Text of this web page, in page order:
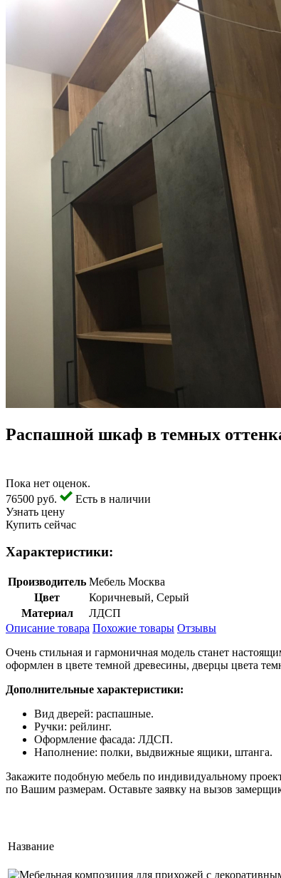
Распашной шкаф в темных
Пока нет оценок.
76500 руб.
Есть в наличии
Узнать цену
Купить сейчас
Характеристики:
Производитель Мебель Москва
Цвет
Коричневый, Серый
Материал
ЛДСП
Описание товара Похожие товары Отзывы
Очень стильная и гармоничная модель станет
оформлен в цвете темной древесины, дверцы цвета
Дополнительные характеристики:
Вид дверей: распашные.
Ручки: рейлинг.
Оформление фасада: ЛДСП.
Наполнение: полки, выдвижные ящики, штанга.
Закажите подобную мебель по индивидуальному
по Вашим размерам. Оставьте заявку на вызов
Название